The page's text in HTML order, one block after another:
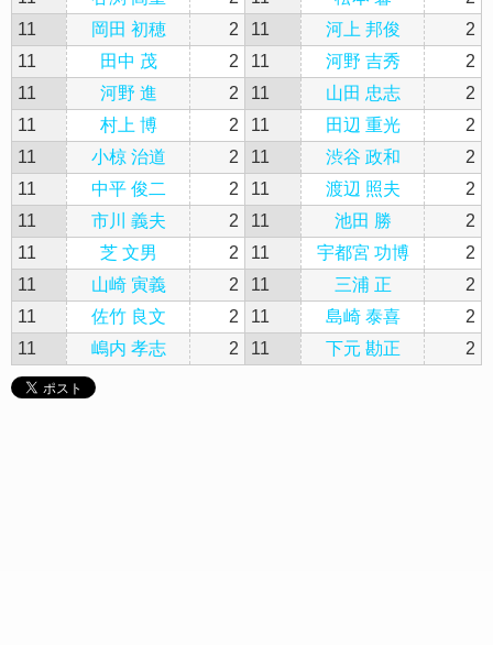
11
岡田 初穂 2 11 河上 邦俊
2
11
田中 茂 2 11 河野 吉秀
2
11
河野 進 2 11 山田 忠志
2
11
村上 博 2 11 田辺 重光
2
11
小椋 治道 2 11 渋谷 政和
2
11
中平 俊二 2 11 渡辺 照夫
2
11
市川 義夫 2 11 池田 勝
2
11
芝 文男 2 11 宇都宮 功博
2
11
山崎 寅義 2 11 三浦 正
2
11
佐竹 良文 2 11 島崎 泰喜
2
11
嶋内 孝志 2 11 下元 勘正 2